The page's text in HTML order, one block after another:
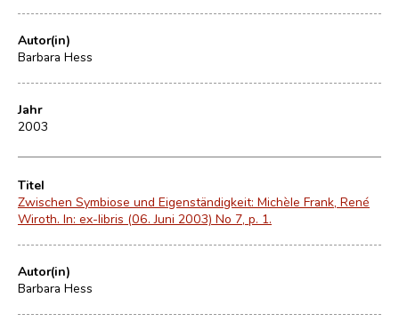
Autor(in)
Barbara Hess
Jahr
2003
Titel
Zwischen Symbiose und Eigenständigkeit: Michèle Frank, René
Wiroth. In: ex-libris (06. Juni 2003) No 7, p. 1.
Autor(in)
Barbara Hess